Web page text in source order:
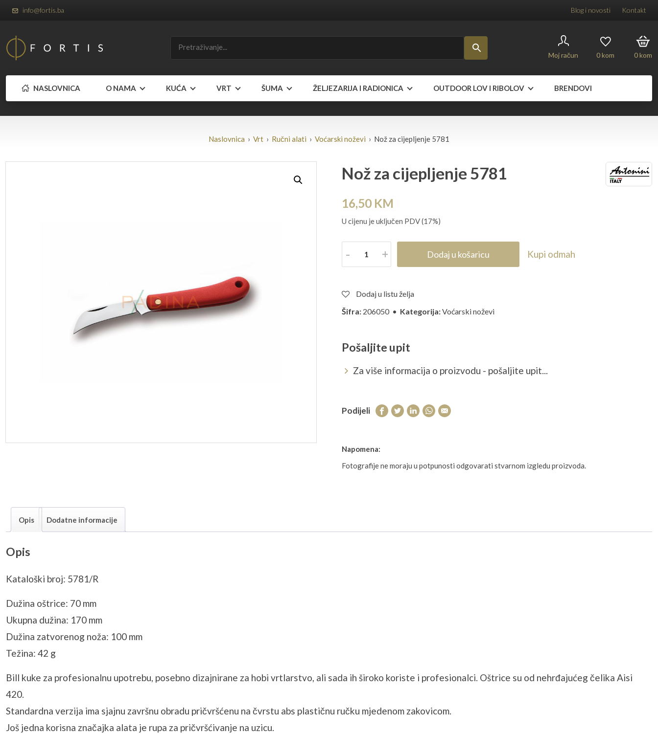
info@fortis.ba Blog i novosti Kontakt
Moj račun 0kom 0kom
NASLOVNICA O NAMA KUĆA VRT ŠUMA ŽELJEZARIJA I RADIONICA OUTDOOR LOV I RIBOLOV BRENDOVI
Naslovnica › Vrt › Ručni alati › Voćarski noževi › Nož za cijepljenje 5781
Nož za cijepljenje 5781
16,50 KM
U cijenu je uključen PDV (17%)
Količina Dodaj u košaricu Kupi odmah
Dodaj u listu želja
Šifra: 206050 • Kategorija:Voćarski noževi
Pošaljite upit
Za više informacija o proizvodu - pošaljite upit...
Podijeli
Napomena:
Fotografije ne moraju u potpunosti odgovarati stvarnom izgledu proizvoda.
Opis Dodatne informacije
Opis
Kataloški broj: 5781/R
Dužina oštrice: 70 mm
Ukupna dužina: 170 mm
Dužina zatvorenog noža: 100 mm
Težina: 42 g
Bill kuke za profesionalnu upotrebu, posebno dizajnirane za hobi vrtlarstvo, ali sada ih široko koriste i profesionalci. Oštrice su od nehrđajućeg čelika Aisi
420.
Standardna verzija ima sjajnu završnu obradu pričvršćenu na čvrstu abs plastičnu ručku mjedenom zakovicom.
Još jedna korisna značajka alata je rupa za pričvršćivanje na uzicu.